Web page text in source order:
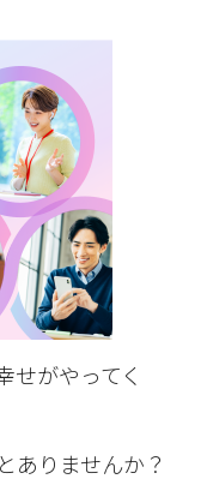
せがやってく
ありませんか？